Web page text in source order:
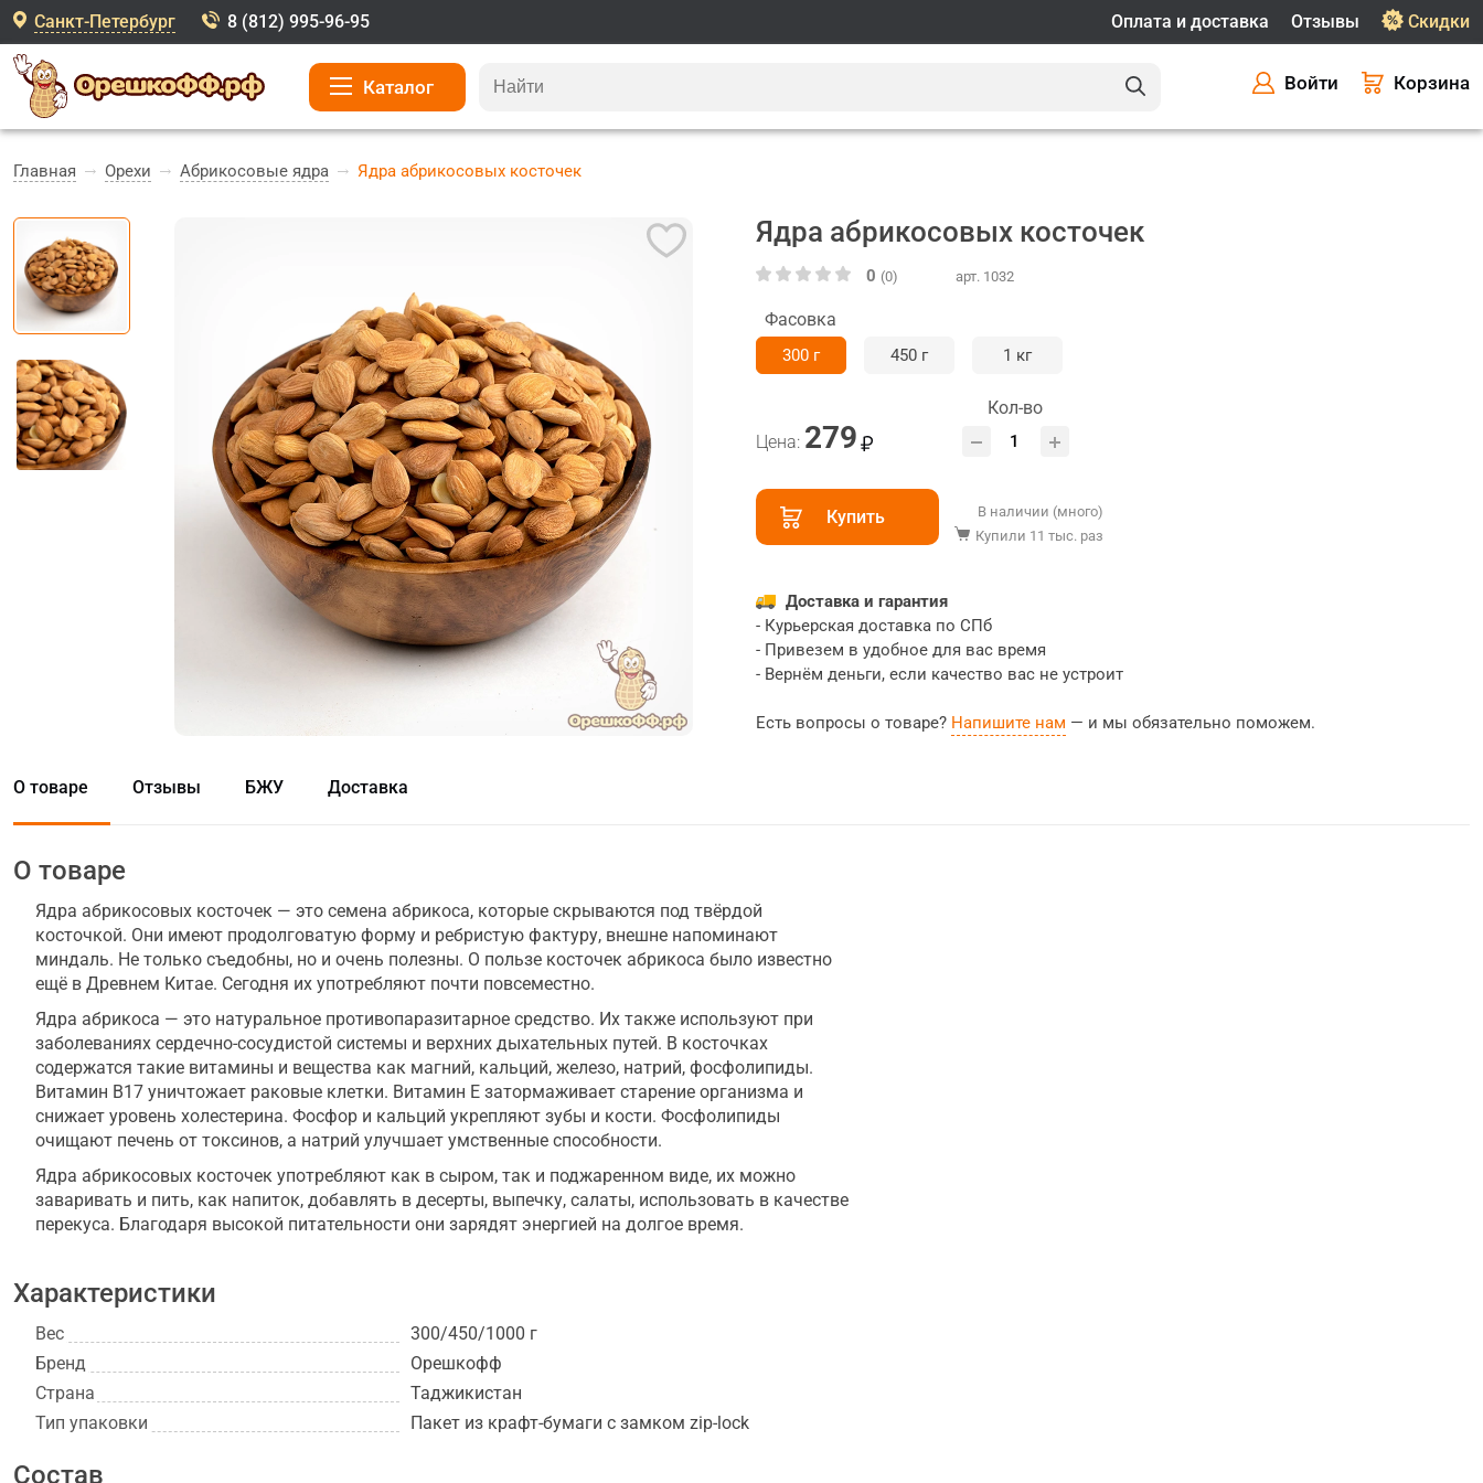
Санкт-Петербург 8 (812) 995-96-95 Скидки
Отзывы
Оплата и доставка
Каталог Войти Корзина
Главная Орехи Абрикосовые ядра Ядра абрикосовых косточек
Ядра абрикосовых косточек
0 (0) арт. 1032
Фасовка
300 г 450 г 1 кг
Цена: 279
Кол-во
Купить
В наличии (много)
Купили 11 тыс. раз
Доставка и гарантия
- Курьерская доставка по СПб
- Привезем в удобное для вас время
- Вернём деньги, если качество вас не устроит
Есть вопросы о товаре? Напишите нам — и мы обязательно поможем.
О товаре Отзывы БЖУ Доставка
О товаре
Ядра абрикосовых косточек — это семена абрикоса, которые скрываются под твёрдой
косточкой. Они имеют продолговатую форму и ребристую фактуру, внешне напоминают
миндаль. Не только съедобны, но и очень полезны. О пользе косточек абрикоса было известно
ещё в Древнем Китае. Сегодня их употребляют почти повсеместно.
Ядра абрикоса — это натуральное противопаразитарное средство. Их также используют при
заболеваниях сердечно-сосудистой системы и верхних дыхательных путей. В косточках
содержатся такие витамины и вещества как магний, кальций, железо, натрий, фосфолипиды.
Витамин В17 уничтожает раковые клетки. Витамин Е затормаживает старение организма и
снижает уровень холестерина. Фосфор и кальций укрепляют зубы и кости. Фосфолипиды
очищают печень от токсинов, а натрий улучшает умственные способности.
Ядра абрикосовых косточек употребляют как в сыром, так и поджаренном виде, их можно
заваривать и пить, как напиток, добавлять в десерты, выпечку, салаты, использовать в качестве
перекуса. Благодаря высокой питательности они зарядят энергией на долгое время.
Характеристики
Вес
300/450/1000 г
Бренд
Орешкофф
Страна
Таджикистан
Тип упаковки
Пакет из крафт-бумаги с замком zip-lock
Состав